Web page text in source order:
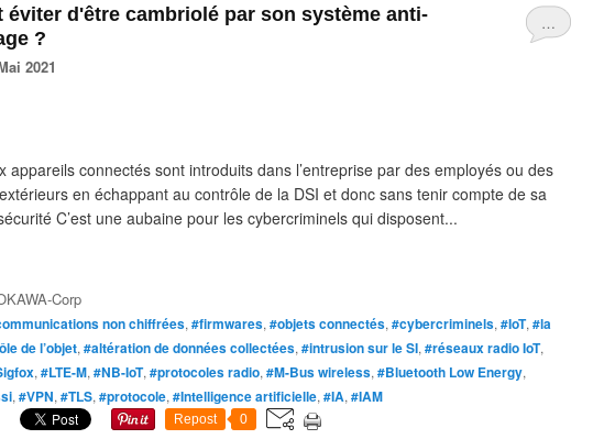
…
éviter d'être cambriolé par son système anti-
?
2021
appareils connectés sont introduits dans l’entreprise par des employés ou des
en échappant au contrôle de la DSI et donc sans tenir compte de sa
C’est une aubaine pour les cybercriminels qui disposent...
Corp
non chiffrées, #firmwares, #objets connectés, #cybercriminels, #IoT, #la
de l’objet, #altération de données collectées, #intrusion sur le SI, #réseaux radio IoT,
, #LTE-M, #NB-IoT, #protocoles radio, #M-Bus wireless, #Bluetooth Low Energy,
, #VPN, #TLS, #protocole, #Intelligence artificielle, #IA, #IAM
Repost 0